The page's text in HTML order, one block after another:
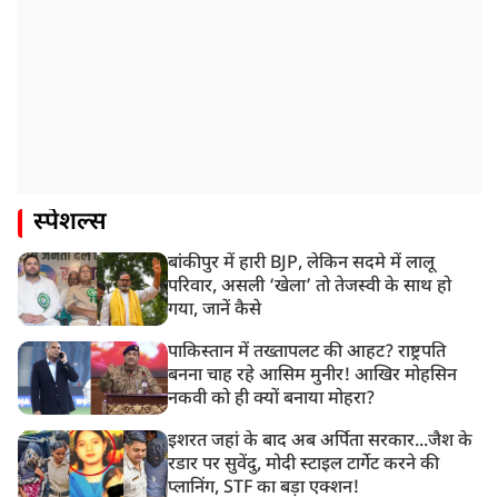
स्पेशल्स
बांकीपुर में हारी BJP, लेकिन सदमे में लालू
परिवार, असली ‘खेला’ तो तेजस्वी के साथ हो
गया, जानें कैसे
पाकिस्तान में तख्तापलट की आहट? राष्ट्रपति
बनना चाह रहे आसिम मुनीर! आखिर मोहसिन
नकवी को ही क्यों बनाया मोहरा?
इशरत जहां के बाद अब अर्पिता सरकार...जैश के
रडार पर सुवेंदु, मोदी स्टाइल टार्गेट करने की
प्लानिंग, STF का बड़ा एक्शन!